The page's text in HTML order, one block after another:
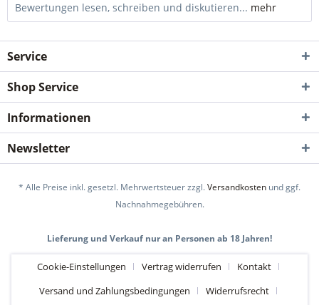
Bewertungen lesen, schreiben und diskutieren... mehr
Service
Shop Service
Informationen
Newsletter
* Alle Preise inkl. gesetzl. Mehrwertsteuer zzgl.Versandkosten und ggf.
Nachnahmegebühren.
Lieferung und Verkauf nur an Personen ab 18 Jahren!
Cookie-Einstellungen Vertrag widerrufen
Kontakt
Versand und Zahlungsbedingungen
Widerrufsrecht